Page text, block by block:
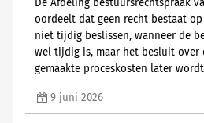
De Afdeling bestuursrechtspraak
oordeelt dat geen recht bestaat op
niet tijdig beslissen, wanneer de
wel tijdig is, maar het besluit over
gemaakte proceskosten later
9 juni 2026